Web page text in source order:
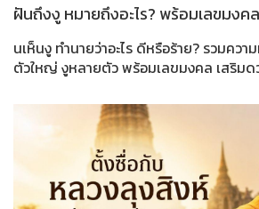
ฝันถึงงู หมายถึงอะไร? พร้อมเลขมงค
นเห็นงู ทำนายว่าอะไร ดีหรือร้าย? รวมคว
ตัวใหญ่ งูหลายตัว พร้อมเลขมงคล เสริมด